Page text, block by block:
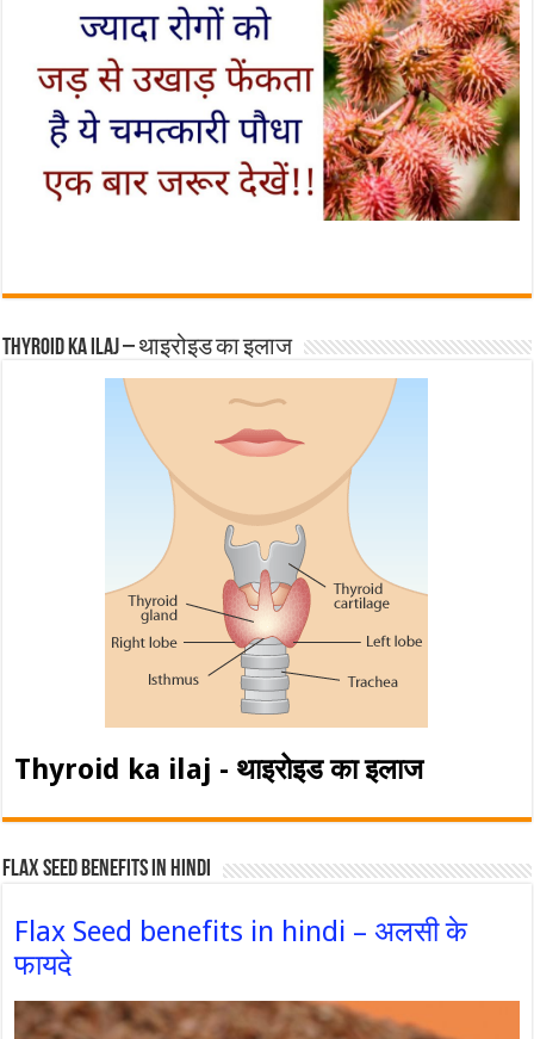
Thyroid ka ilaj – थाइरोइड का इलाज
Thyroid ka ilaj - थाइरोइड का इलाज
Flax Seed Benefits in hindi
Flax Seed benefits in hindi – अलसी के
फायदे